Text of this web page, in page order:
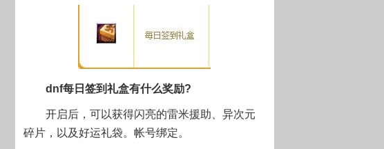
dnf每日签到礼盒有什么奖励?
开启后，可以获得闪亮的雷米援助、异次元
碎片，以及好运礼袋。帐号绑定。